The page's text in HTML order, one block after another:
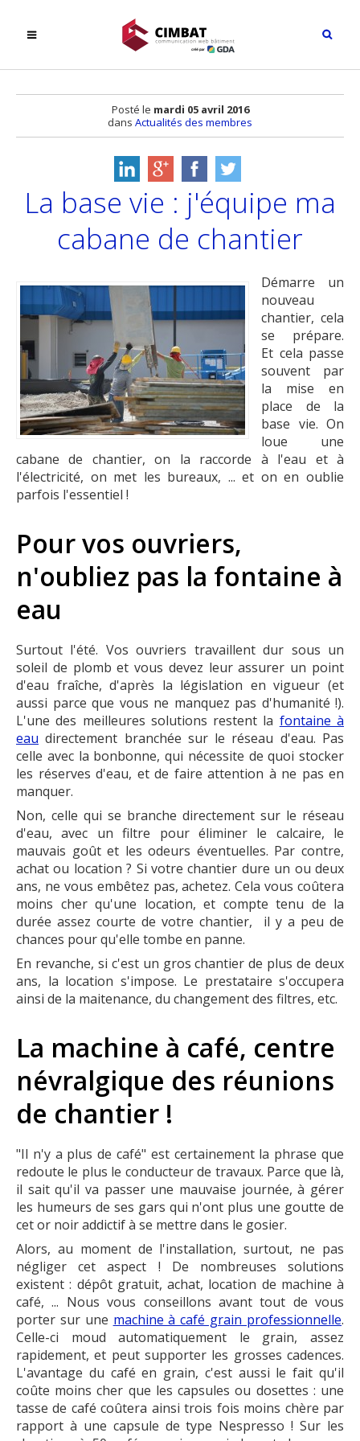
Posté le mardi 05 avril 2016
dans Actualités des membres
La base vie : j'équipe ma
cabane de chantier
Démarre un
nouveau
chantier, cela
se prépare.
Et cela passe
souvent par
la mise en
place de la
base vie. On
loue une
cabane de chantier, on la raccorde à l'eau et à
l'électricité, on met les bureaux, ... et on en oublie
parfois l'essentiel !
Pour vos ouvriers,
n'oubliez pas la fontaine à
eau
Surtout l'été. Vos ouvriers travaillent dur sous un
soleil de plomb et vous devez leur assurer un point
d'eau fraîche, d'après la législation en vigueur (et
aussi parce que vous ne manquez pas d'humanité !).
L'une des meilleures solutions restent la fontaine à
eau directement branchée sur le réseau d'eau. Pas
celle avec la bonbonne, qui nécessite de quoi stocker
les réserves d'eau, et de faire attention à ne pas en
manquer.
Non, celle qui se branche directement sur le réseau
d'eau, avec un filtre pour éliminer le calcaire, le
mauvais goût et les odeurs éventuelles. Par contre,
achat ou location ? Si votre chantier dure un ou deux
ans, ne vous embêtez pas, achetez. Cela vous coûtera
moins cher qu'une location, et compte tenu de la
durée assez courte de votre chantier, il y a peu de
chances pour qu'elle tombe en panne.
En revanche, si c'est un gros chantier de plus de deux
ans, la location s'impose. Le prestataire s'occupera
ainsi de la maitenance, du changement des filtres, etc.
La machine à café, centre
névralgique des réunions
de chantier !
"Il n'y a plus de café" est certainement la phrase que
redoute le plus le conducteur de travaux. Parce que là,
il sait qu'il va passer une mauvaise journée, à gérer
les humeurs de ses gars qui n'ont plus une goutte de
cet or noir addictif à se mettre dans le gosier.
Alors, au moment de l'installation, surtout, ne pas
négliger cet aspect ! De nombreuses solutions
existent : dépôt gratuit, achat, location de machine à
café, ... Nous vous conseillons avant tout de vous
porter sur une machine à café grain professionnelle.
Celle-ci moud automatiquement le grain, assez
rapidement, et peut supporter les grosses cadences.
L'avantage du café en grain, c'est aussi le fait qu'il
coûte moins cher que les capsules ou dosettes : une
tasse de café coûtera ainsi trois fois moins chère par
rapport à une capsule de type Nespresso ! Sur les